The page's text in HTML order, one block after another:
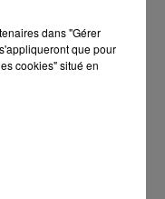
dans "Gérer
que pour
cookies" situé en